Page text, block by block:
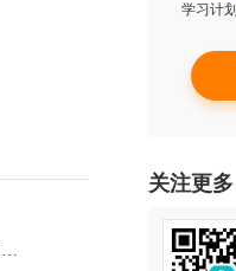
学习计划
关注更多